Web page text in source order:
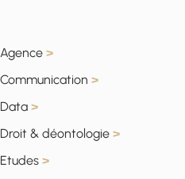
Agence >
Communication >
Data >
Droit & déontologie >
Etudes >